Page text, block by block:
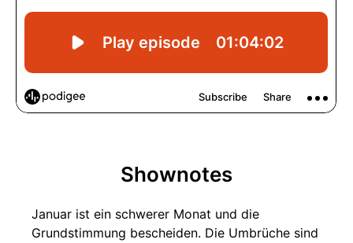
Shownotes
Januar ist ein schwerer Monat und die
Grundstimmung bescheiden. Die Umbrüche sind